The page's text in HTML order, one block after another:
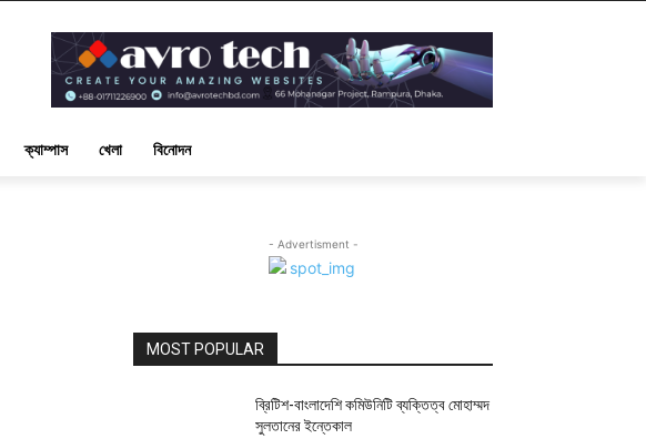
ক্যাম্পাস খেলা বিনোদন
- Advertisment -
MOST POPULAR
ব্রিটিশ-বাংলাদেশি কমিউনিটি ব্যক্তিত্ব মোহাম্মদ
সুলতানের ইন্তেকাল